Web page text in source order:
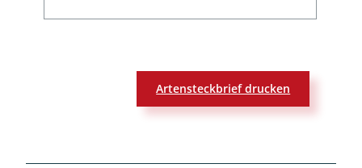
Artensteckbrief drucken